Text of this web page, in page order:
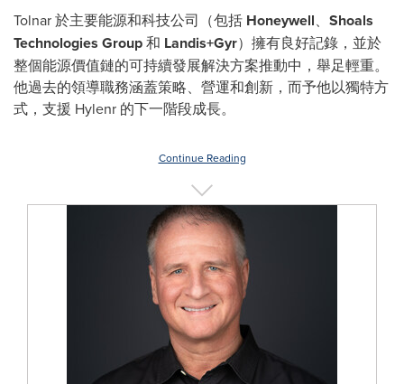
Tolnar 於主要能源和科技公司（包括 Honeywell、 Shoals
Technologies Group和 Landis+Gyr）擁有良好記錄，並於
整個能源價值鏈的可持續發展解決方案推動中，舉足輕重。
他過去的領導職務涵蓋策略、營運和創新，而予他以獨特方
式，支援 Hylenr 的下一階段成長。
Continue Reading